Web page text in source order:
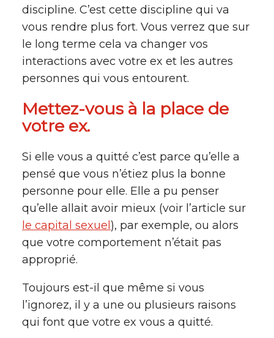
discipline. C’est cette discipline qui va
vous rendre plus fort. Vous verrez que sur
le long terme cela va changer vos
interactions avec votre ex et les autres
personnes qui vous entourent.
Mettez-vous à la place de
votre ex.
Si elle vous a quitté c’est parce qu’elle a
pensé que vous n’étiez plus la bonne
personne pour elle. Elle a pu penser
qu’elle allait avoir mieux (voir l’article sur
le capital sexuel), par exemple, ou alors
que votre comportement n’était pas
approprié.
Toujours est-il que même si vous
l’ignorez, il y a une ou plusieurs raisons
qui font que votre ex vous a quitté.